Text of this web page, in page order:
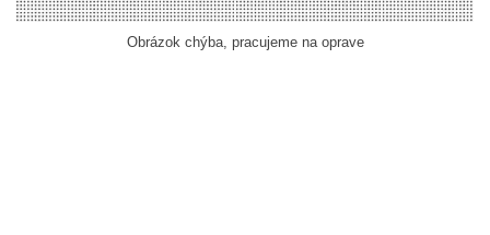
Obrázok chýba, pracujeme na oprave